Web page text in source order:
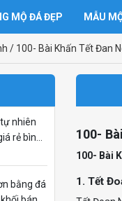
MỘ ĐÁ ĐẸP MẪU
/ 100- Bài Khấn Tết Đan
nhiên
rẻ bình
bằng đá
100-
100- Bài
1. Tết